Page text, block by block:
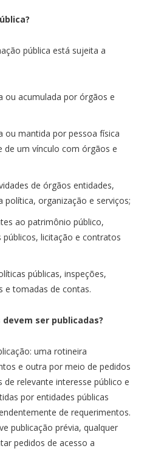
pública está sujeita a
ou acumulada por órgãos e
ou mantida por pessoa física
de um vínculo com órgãos e
de órgãos entidades,
política, organização e serviços;
ao patrimônio público,
públicos, licitação e contratos
públicas, inspeções,
e tomadas de contas.
ser publicadas?
uma rotineira
e outra por meio de pedidos
relevante interesse público e
por entidades públicas
de requerimentos.
publicação prévia, qualquer
pedidos de acesso a